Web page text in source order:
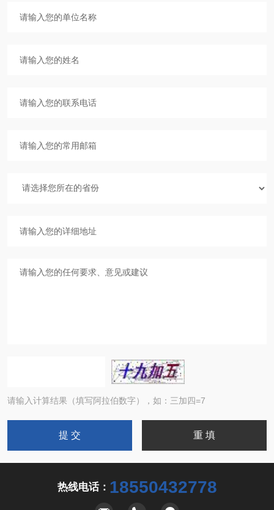
请输入计算结果（填写阿拉伯数字），如：三加四=7
热线电话： 18550432778